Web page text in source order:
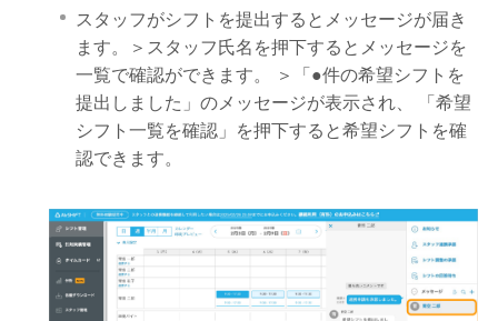
スタッフがシフトを提出するとメッセージが届き
ます。＞スタッフ氏名を押下するとメッセージを
一覧で確認ができます。 ＞「●件の希望シフトを
提出しました」のメッセージが表示され、 「希望
シフト一覧を確認」を押下すると希望シフトを確
認できます。